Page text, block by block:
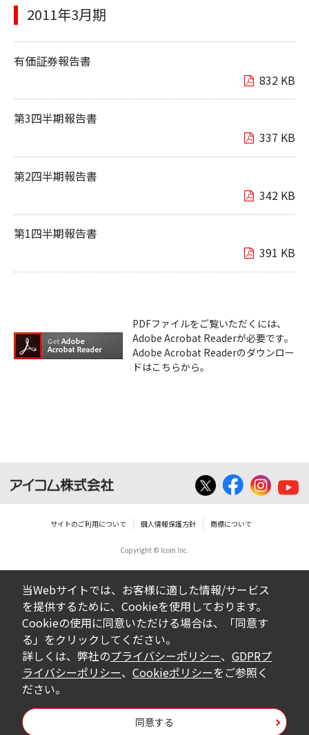
2011年3月期
有価証券報告書
832 KB
第3四半期報告書
337 KB
第2四半期報告書
342 KB
第1四半期報告書
391 KB
PDFファイルをご覧いただくには、
Adobe Acrobat Readerが必要です。
Adobe Acrobat Readerのダウンロー
ドはこちらから。
サイトのご利用について 個人情報保護方針 商標について
Copyright © Icom Inc.
当Webサイトでは、お客様に適した情報/サービス
を提供するために、Cookieを使用しております。
Cookieの使用に同意いただける場合は、「同意す
る」をクリックしてください。
詳しくは、弊社のプライバシーポリシー、 GDPRプ
ライバシーポリシー、 Cookieポリシーをご参照く
ださい。
同意する